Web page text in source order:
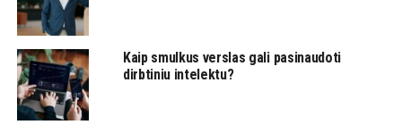
Kaip smulkus verslas gali pasinaudoti
dirbtiniu intelektu?